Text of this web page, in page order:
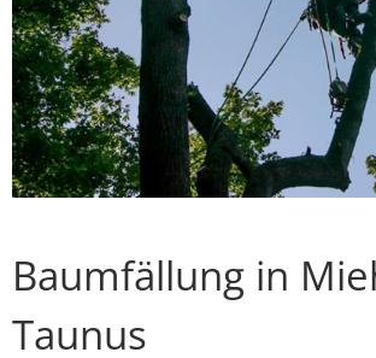
Baumfällung in
Taunus